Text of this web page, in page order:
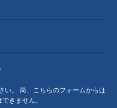
。
尚、こちらのフォームからは
きません。